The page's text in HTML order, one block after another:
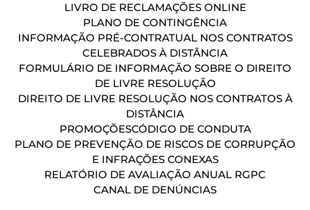
LIVRO DE RECLAMAÇÕES ONLINE
PLANO DE CONTINGÊNCIA
INFORMAÇÃO PRÉ-CONTRATUAL NOS CONTRATOS
CELEBRADOS À DISTÂNCIA
FORMULÁRIO DE INFORMAÇÃO SOBRE O DIREITO
DE LIVRE RESOLUÇÃO
DIREITO DE LIVRE RESOLUÇÃO NOS CONTRATOS À
DISTÂNCIA
PROMOÇÕESCÓDIGO DE CONDUTA
PLANO DE PREVENÇÃO DE RISCOS DE CORRUPÇÃO
E INFRAÇÕES CONEXAS
RELATÓRIO DE AVALIAÇÃO ANUAL RGPC
CANAL DE DENÚNCIAS